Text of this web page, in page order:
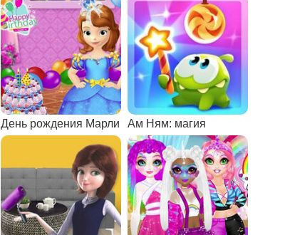
День рождения Марли Ам Ням: магия